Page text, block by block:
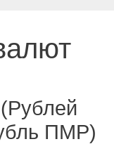
ПМР)